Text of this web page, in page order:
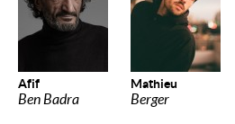
Afif
Ben Badra
Mathieu
Berger